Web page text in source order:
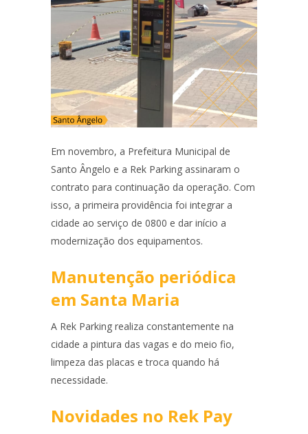
Em novembro, a Prefeitura Municipal de
Santo Ângelo e a Rek Parking assinaram o
contrato para continuação da operação. Com
isso, a primeira providência foi integrar a
cidade ao serviço de 0800 e dar início a
modernização dos equipamentos.
Manutenção periódica
em Santa Maria
A Rek Parking realiza constantemente na
cidade a pintura das vagas e do meio fio,
limpeza das placas e troca quando há
necessidade.
Novidades no Rek Pay